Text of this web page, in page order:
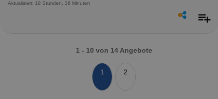
Aktualisiert: 18 Stunden, 36 Minuten
1 - 10 von 14 Angebote
1 2